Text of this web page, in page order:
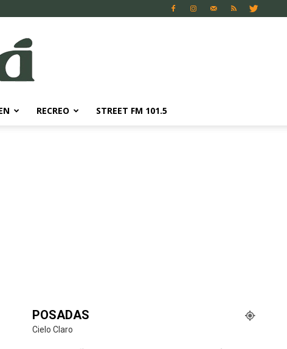
RECREO STREET FM 101.5
POSADAS
Cielo Claro